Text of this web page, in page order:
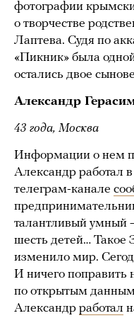
фотографии
о творчестве
Лаптева. Судя по
«Пикник» была
остались двое
Александр
43 года, Москва
Информации о нем
Александр работал
телеграм-канале
талантливый
шесть детей… Такое
изменило мир.
И ничего поправить
по открытым
Александр работал